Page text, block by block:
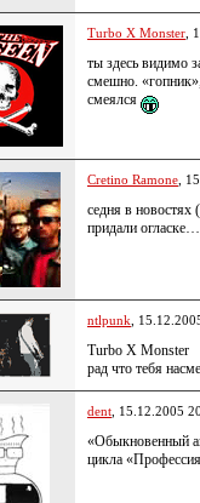
Turbo X Monster ,
ты здесь видимо
смешно.
смеялся
Cretino Ramone ,
седня в
придали огласке…
ntlpunk ,
Turbo X Monster
рад что тебя
dent , 15.12.2005
«Обыкновенный
цикла